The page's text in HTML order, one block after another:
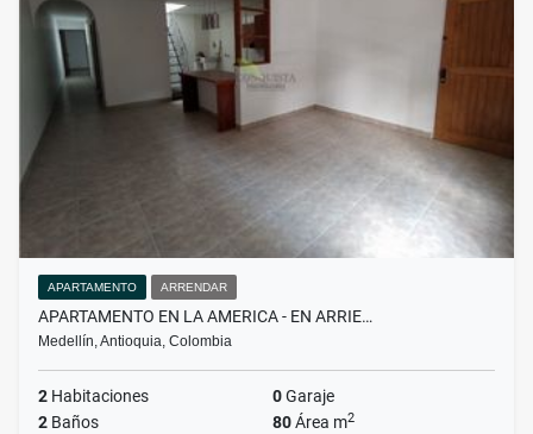
APARTAMENTO ARRENDAR
APARTAMENTO EN LA AMERICA - EN ARRIE…
Medellín, Antioquia, Colombia
2 Habitaciones 0Garaje
2 Baños 80Área m2